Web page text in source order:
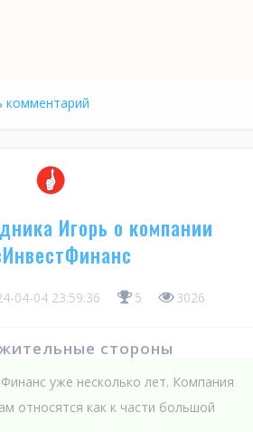
комментарий
Игорь о компании
04-04 23:59:36 5 3026
стороны
уже несколько лет. Компания
относятся как к части большой